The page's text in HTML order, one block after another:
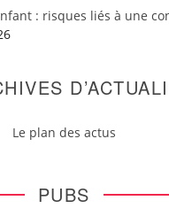
: risques liés à une
Le plan des actus
PUBS